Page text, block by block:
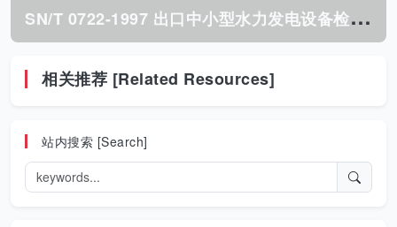
S
N/T 0722-1997 出口中小型水力发电设备检验规程.pdf
相关推荐 [Related Resources]
站内搜索 [Search]